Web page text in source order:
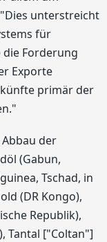
unterstreicht
für
die Forderung
Exporte
primär der
der
(Gabun,
Tschad, in
(DR Kongo),
Republik),
Tantal ["Coltan"]